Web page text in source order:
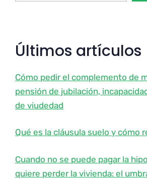
Últimos artículos
Cómo pedir el complemento de
pensión de jubilación,
de viudedad
Qué es la cláusula suelo y cómo
Cuando no se puede pagar la
quiere perder la vivienda: el